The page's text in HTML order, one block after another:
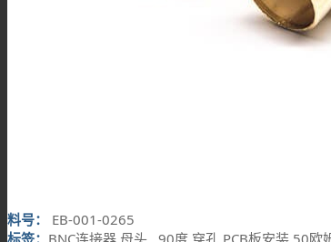
料号： EB-001-0265